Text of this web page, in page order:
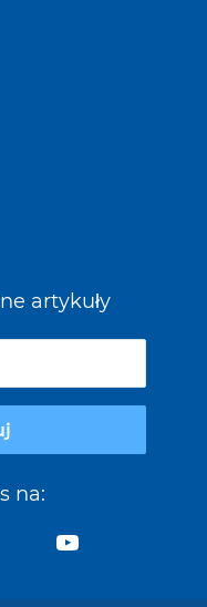
artykuły
na: